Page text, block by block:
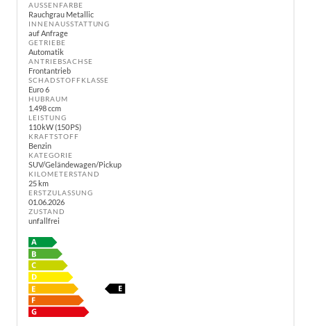
AUSSENFARBE
Rauchgrau Metallic
INNENAUSSTATTUNG
auf Anfrage
GETRIEBE
Automatik
ANTRIEBSACHSE
Frontantrieb
SCHADSTOFFKLASSE
Euro 6
HUBRAUM
1.498 ccm
LEISTUNG
110 kW (150 PS)
KRAFTSTOFF
Benzin
KATEGORIE
SUV/Geländewagen/Pickup
KILOMETERSTAND
25 km
ERSTZULASSUNG
01.06.2026
ZUSTAND
unfallfrei